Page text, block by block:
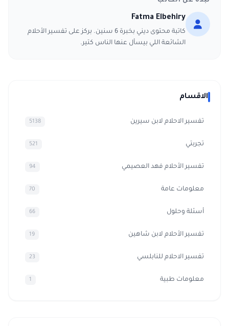
Fatma Elbehiry
كاتبة محتوى ديني بخبرة 6 سنين. بركز على تفسير الأحلام
الشائعة اللي بيسأل عنها الناس كتير.
الاقسام
تفسير الاحلام لابن سيرين 5138
تجربتي 521
تفسير الأحلام فهد العصيمي 94
معلومات عامة 70
أسئلة وحلول 66
تفسير الأحلام لابن شاهين 19
تفسير الاحلام للنابلسي 23
معلومات طبية 1